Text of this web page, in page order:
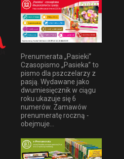
Prenumerata „Pasieki”
Czasopismo „Pasieka” to
pismo dla pszczelarzy z
pasją. Wydawane jako
dwumiesięcznik w ciągu
roku ukazuje się 6
numerów. Zamawów
prenumeratę roczną -
obejmuje...